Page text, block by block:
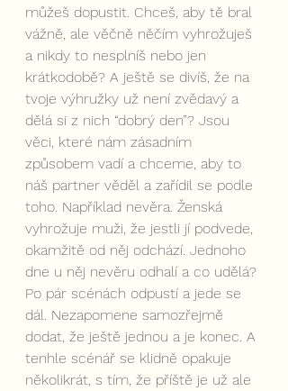
můžeš dopustit. Chceš, aby tě bral
vážně, ale věčně něčím vyhrožuješ
a nikdy to nesplníš nebo jen
krátkodobě? A ještě se divíš, že na
tvoje výhružky už není zvědavý a
dělá si z nich “dobrý den”? Jsou
věci, které nám zásadním
způsobem vadí a chceme, aby to
náš partner věděl a zařídil se podle
toho. Například nevěra. Ženská
vyhrožuje muži, že jestli jí podvede,
okamžitě od něj odchází. Jednoho
dne u něj nevěru odhalí a co udělá?
Po pár scénách odpustí a jede se
dál. Nezapomene samozřejmě
dodat, že ještě jednou a je konec. A
tenhle scénář se klidně opakuje
několikrát, s tím, že příště je už ale